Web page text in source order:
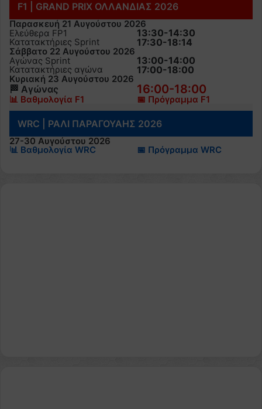
F1 | GRAND PRIX ΟΛΛΑΝΔΙΑΣ 2026
Παρασκευή 21 Αυγούστου 2026
Ελεύθερα FP1
Κατατακτήριες Sprint
13:30-14:30
17:30-18:14
Σάββατο 22 Αυγούστου 2026
Αγώνας Sprint
Κατατακτήριες αγώνα
13:00-14:00
17:00-18:00
Κυριακή 23 Αυγούστου 2026
🏁 Αγώνας 16:00-18:00
📊 Βαθμολογία F1 📅 Πρόγραμμα F1
WRC | ΡΑΛΙ ΠΑΡΑΓΟΥΑΗΣ 2026
27-30 Αυγούστου 2026
📊 Βαθμολογία WRC 📅 Πρόγραμμα WRC